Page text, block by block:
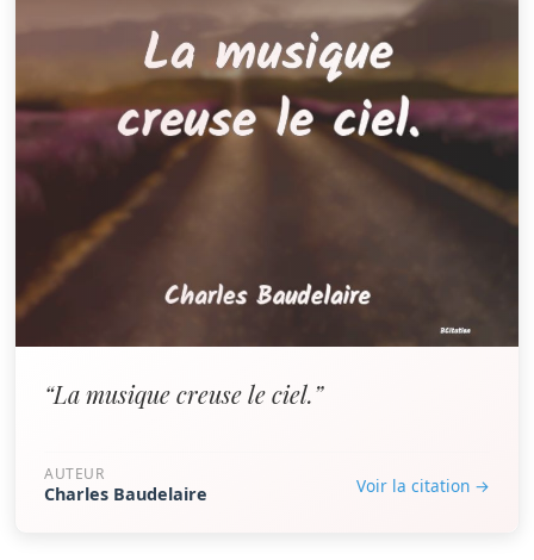
“La musique creuse le ciel.”
AUTEUR
Charles Baudelaire Voir la citation →